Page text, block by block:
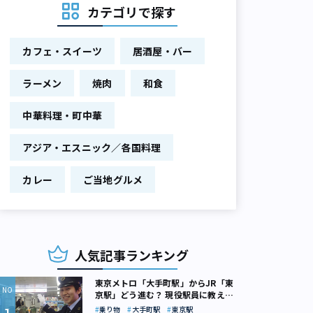
カテゴリで探す
カフェ・スイーツ 居酒屋・バー
ラーメン 焼肉 和食
中華料理・町中華
アジア・エスニック／各国料理
カレー ご当地グルメ
人気記事ランキング
東京メトロ「大手町駅」からJR「東
京駅」どう進む？ 現役駅員に教えて
もらいました
乗り物 大手町駅 東京駅